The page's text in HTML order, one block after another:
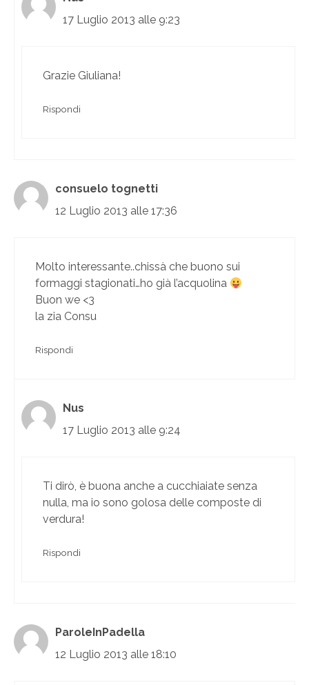
17 Luglio 2013 alle 9:23
Grazie Giuliana!
Rispondi
consuelo tognetti
12 Luglio 2013 alle 17:36
Molto interessante..chissà che buono sui
formaggi stagionati…ho già l’acquolina
Buon we <3
la zia Consu
Rispondi
Nus
17 Luglio 2013 alle 9:24
Ti dirò, è buona anche a cucchiaiate senza
nulla, ma io sono golosa delle composte di
verdura!
Rispondi
ParoleInPadella
12 Luglio 2013 alle 18:10